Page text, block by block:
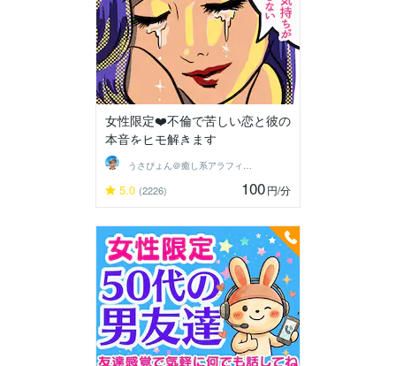
女性限定❤️不倫で苦しい恋と彼の
本音をヒモ解きます
うさぴょん＠癒し系アラフィフ心寄り添い人
5.0 (2226) 100円/分